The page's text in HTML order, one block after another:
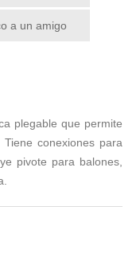
a un amigo
plegable que permite
conexiones para
pivote para balones,